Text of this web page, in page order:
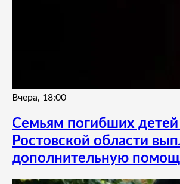
Вчера, 18:00
Семьям погибших детей
Ростовской области
дополнительную